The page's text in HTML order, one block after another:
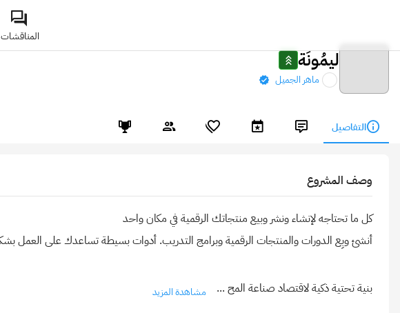
المناقشات
ليمُونَة
ماهر الجميل
التفاصيل
وصف المشروع
بنية تحتية ذكية لاقتصاد صناعة المح ... مشاهدة المزيد